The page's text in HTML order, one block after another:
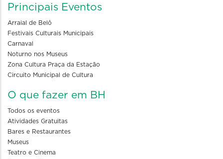
Principais Eventos
Arraial de Belô
Festivais Culturais Municipais
Carnaval
Noturno nos Museus
Zona Cultura Praça da Estação
Circuito Municipal de Cultura
O que fazer em BH
Todos os eventos
Atividades Gratuitas
Bares e Restaurantes
Museus
Teatro e Cinema